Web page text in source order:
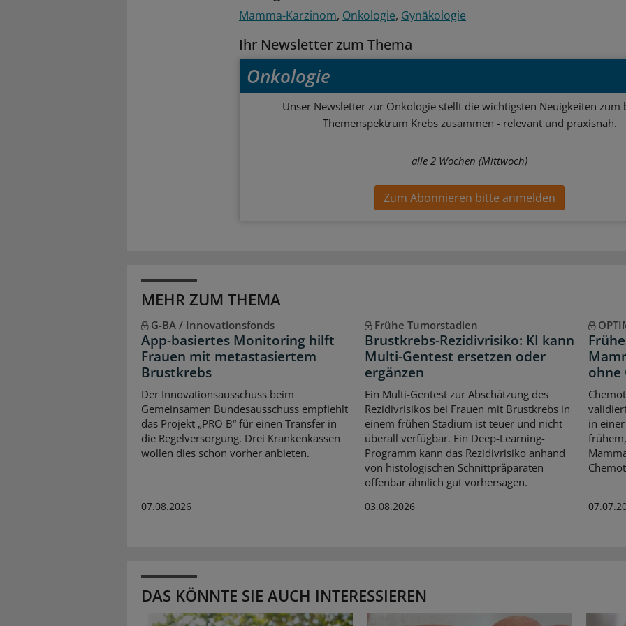
Mamma-Karzinom Onkologie Gynäkologie
Ihr Newsletter zum Thema
Onkologie
Unser Newsletter zur Onkologie stellt die wichtigsten Neuigkeiten zum
Themenspektrum Krebs zusammen - relevant und praxisnah.
alle 2 Wochen (Mittwoch)
Zum Abonnieren bitte anmelden
MEHR ZUM THEMA
G-BA / Innovationsfonds
App-basiertes Monitoring hilft
Frauen mit metastasiertem
Brustkrebs
Der Innovationsausschuss beim
Gemeinsamen Bundesausschuss empfiehlt
das Projekt „PRO B“ für einen Transfer in
die Regelversorgung. Drei Krankenkassen
wollen dies schon vorher anbieten.
07.08.2026
Frühe Tumorstadien
Brustkrebs-Rezidivrisiko: KI kann
Multi-Gentest ersetzen oder
ergänzen
Ein Multi-Gentest zur Abschätzung des
Rezidivrisikos bei Frauen mit Brustkrebs in
einem frühen Stadium ist teuer und nicht
überall verfügbar. Ein Deep-Learning-
Programm kann das Rezidivrisiko anhand
von histologischen Schnittpräparaten
offenbar ähnlich gut vorhersagen.
03.08.2026
ohne
in
DAS KÖNNTE SIE AUCH INTERESSIEREN